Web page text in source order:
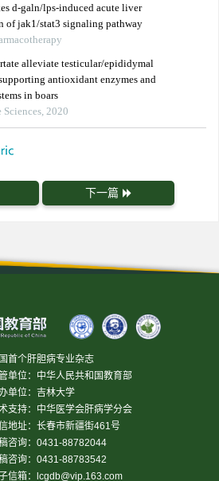
d-galn/lps-induced acute liver
jak1/stat3 signaling pathway
alleviate testicular/epididymal
antioxidant enzymes and
in boars
2020
下一篇
首个肝胆病专业杂志
单位：中华人民共和国教育部
单位：吉林大学
支持：中华医学会肝病学分会
地址：长春市新疆街461号
咨询：0431-88782044
咨询：0431-88783542
信箱：
lcgdb@vip.163.com